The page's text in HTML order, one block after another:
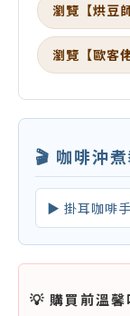
瀏覽【烘豆
瀏覽【歐客
🎬 咖啡沖
▶ 掛耳咖啡
💡 購買前溫馨